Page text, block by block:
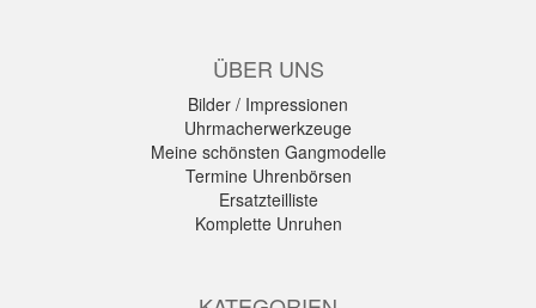
ÜBER UNS
Bilder / Impressionen
Uhrmacherwerkzeuge
Meine schönsten Gangmodelle
Termine Uhrenbörsen
Ersatzteilliste
Komplette Unruhen